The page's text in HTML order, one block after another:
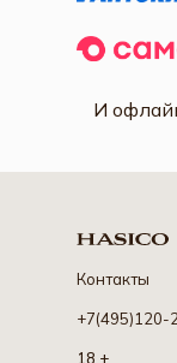
И
Контакты
+7(495)120-
18 +